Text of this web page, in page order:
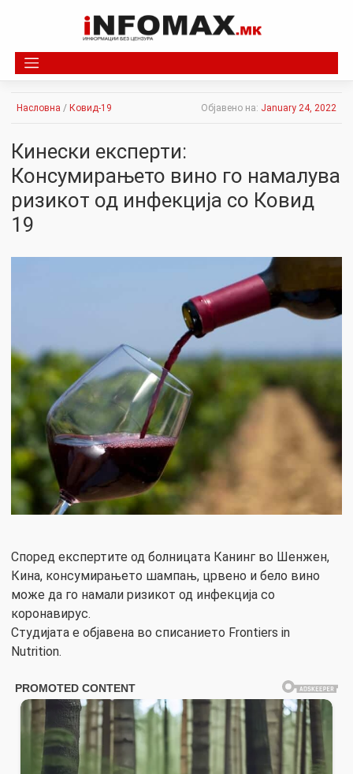
Насловна / Ковид-19 Објавено на: January 24, 2022
Кинески експерти:
Консумирањето вино го намалува
ризикот од инфекција со Ковид
19
Според експертите од болницата Канинг во Шенжен,
Кина, консумирањето шампањ, црвено и бело вино
може да го намали ризикот од инфекција со
коронавирус.
Студијата е објавена во списанието Frontiers in
Nutrition.